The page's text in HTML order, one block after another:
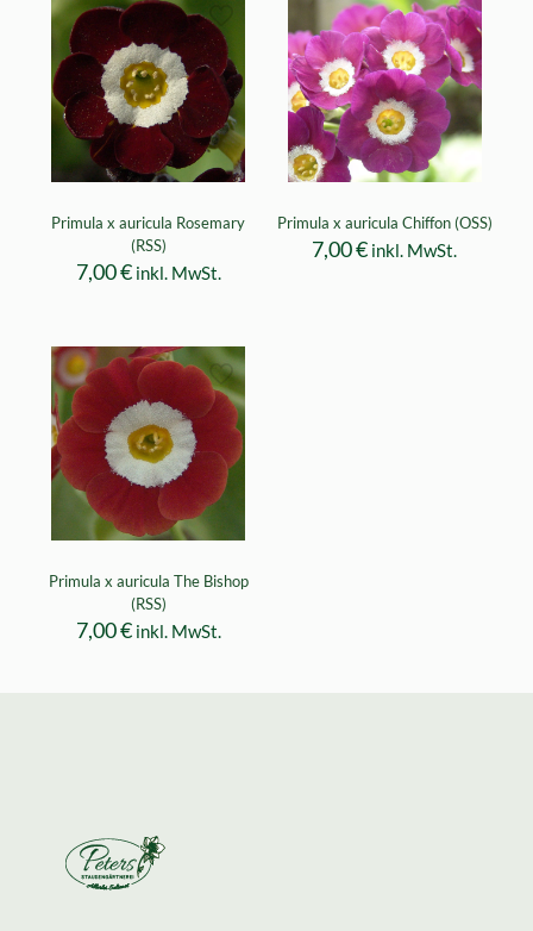
Primula x auricula Rosemary
(RSS)
7,00€ inkl. MwSt.
Primula x auricula Chiffon (OSS)
7,00€ inkl. MwSt.
Primula x auricula The Bishop
(RSS)
7,00€ inkl. MwSt.